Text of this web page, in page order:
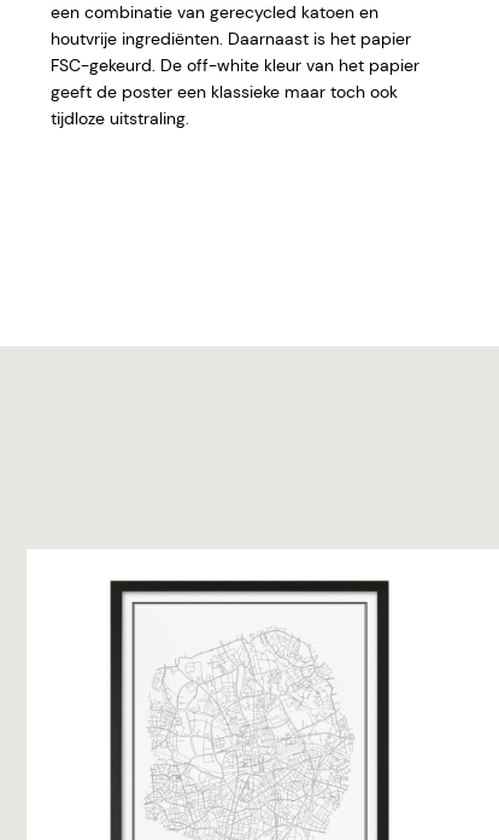
een combinatie van gerecycled katoen en
houtvrije ingrediënten. Daarnaast is het papier
FSC-gekeurd. De off-white kleur van het papier
geeft de poster een klassieke maar toch ook
tijdloze uitstraling.